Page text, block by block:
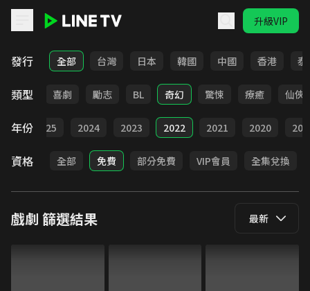
升級VIP
LINE TV - 戲劇
發行 全部 台灣 日本 韓國 中國 香港 泰
類型
懸疑 喜劇 勵志 BL 奇幻 驚悚 療癒 仙俠
年份 2025 2024 2023 2022 2021 2020
資格 全部 免費 部分免費 VIP會員 全集兌換
戲劇 篩選結果 最新